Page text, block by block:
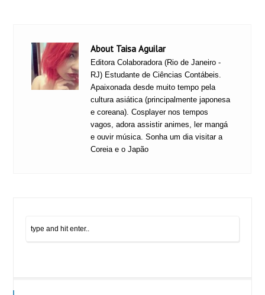
About Taisa Aguilar
Editora Colaboradora (Rio de Janeiro -
RJ) Estudante de Ciências Contábeis.
Apaixonada desde muito tempo pela
cultura asiática (principalmente japonesa
e coreana). Cosplayer nos tempos
vagos, adora assistir animes, ler mangá
e ouvir música. Sonha um dia visitar a
Coreia e o Japão